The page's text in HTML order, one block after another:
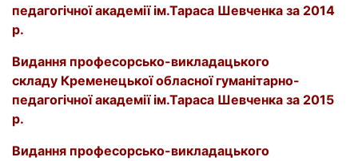
педагогічної академії ім.Тараса Шевченка за 2014
р.
Видання професорсько-викладацького
складу Кременецької обласної гуманітарно-
педагогічної академії ім.Тараса Шевченка за 2015
р.
Видання професорсько-викладацького